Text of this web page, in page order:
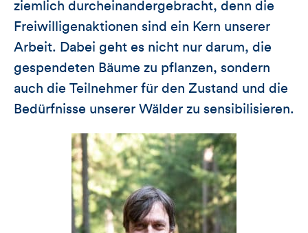
ziemlich durcheinandergebracht, denn die
Freiwilligenaktionen sind ein Kern unserer
Arbeit. Dabei geht es nicht nur darum, die
gespendeten Bäume zu pflanzen, sondern
auch die Teilnehmer für den Zustand und die
Bedürfnisse unserer Wälder zu sensibilisieren.